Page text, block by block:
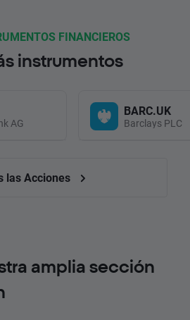
FINANCIEROS
instrumentos
AG
BARC.UK
Barclays PLC
las Acciones
amplia sección